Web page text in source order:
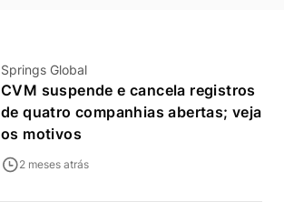
Springs Global
CVM suspende e cancela registros
de quatro companhias abertas; veja
os motivos
2 meses atrás